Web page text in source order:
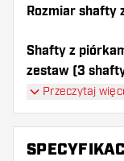
Rozmiar shafty
Shafty z
zestaw (3
Dartshopper tip!
Upewnij się,
Przeczytaj